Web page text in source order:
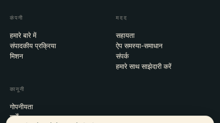
कंपनी
हमारे बारे में
संपादकीय प्रक्रिया
मिशन
मदद
सहायता
ऐप समस्या-समाधान
संपर्क
हमारे साथ साझेदारी करें
कानूनी
गोपनीयता
शर्तें